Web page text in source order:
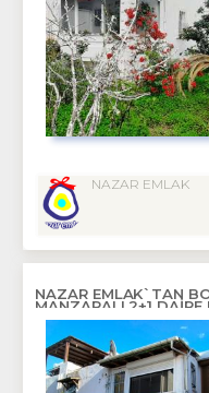
NAZAR EMLAK
NAZAR EMLAK`TAN
MANZARALI 2+1 DAİRE